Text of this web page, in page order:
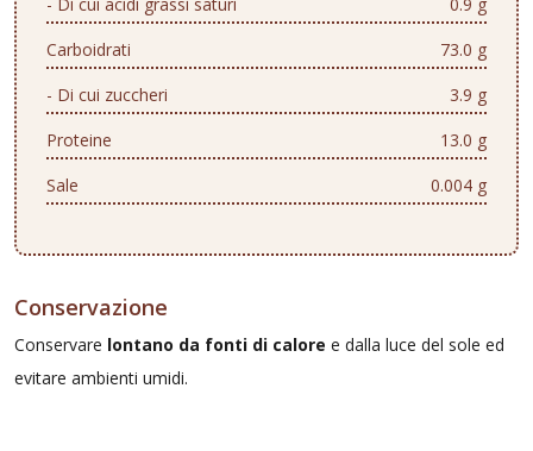
Carboidrati
73.0 g
- Di cui zuccheri
3.9 g
Proteine
13.0 g
Sale
0.004 g
Conservazione
Conservare lontano da fonti di calore e dalla luce del sole ed
evitare ambienti umidi.